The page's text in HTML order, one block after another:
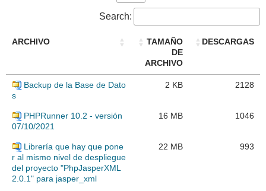
Search:
ARCHIVO
TAMAÑO
DE
ARCHIVO
DESCARGAS
Backup de la Base de Dato
s
2 KB 2128
PHPRunner 10.2 - versión
07/10/2021
16 MB 1046
Librería que hay que pone
r al mismo nivel de despliegue
del proyecto "PhpJasperXML
2.0.1" para jasper_xml
22 MB 993